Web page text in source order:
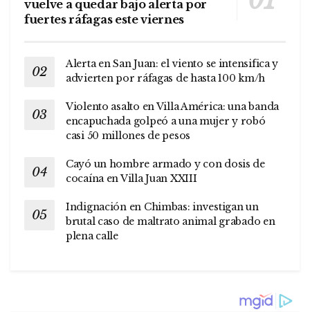
vuelve a quedar bajo alerta por
fuertes ráfagas este viernes
Alerta en San Juan: el viento se intensifica y
advierten por ráfagas de hasta 100 km/h
Violento asalto en Villa América: una banda
encapuchada golpeó a una mujer y robó
casi 50 millones de pesos
Cayó un hombre armado y con dosis de
cocaína en Villa Juan XXIII
Indignación en Chimbas: investigan un
brutal caso de maltrato animal grabado en
plena calle